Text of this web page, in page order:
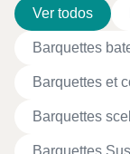
Barquettes
Barquettes et
Barquettes
Barquettes
Ver todos